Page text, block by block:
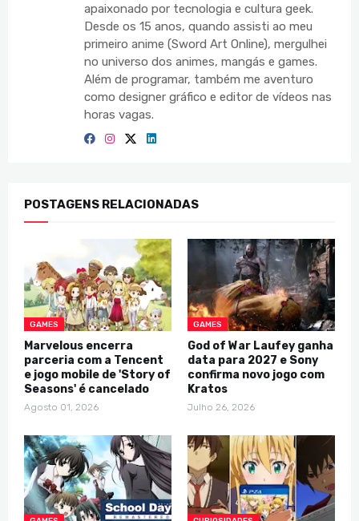
apaixonado por tecnologia e cultura geek.
Desde os 15 anos, quando assisti ao meu
primeiro anime (Sword Art Online), mergulhei
no universo dos animes, mangás e games.
Além de programar, também me aventuro
como designer gráfico e editor de vídeos nas
horas vagas.
POSTAGENS RELACIONADAS
GAMES
Marvelous encerra
parceria com a Tencent
e jogo mobile de 'Story of
Seasons' é cancelado
Agosto 01, 2026
GAMES
God of War Laufey ganha
data para 2027 e Sony
confirma novo jogo com
Kratos
Julho 26, 2026